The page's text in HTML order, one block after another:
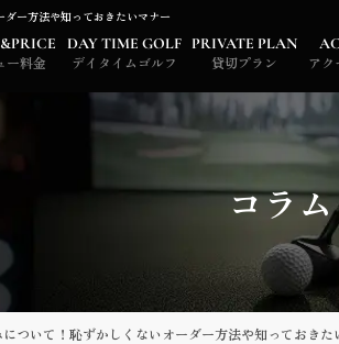
ー方法や知っておきたいマナー
ー料金
DAY TIME GOLF
デイタイムゴルフ
PRIVATE PLAN
貸切プラン アク
コラム
ついて！恥ずかしくないオーダー方法や知っておきた